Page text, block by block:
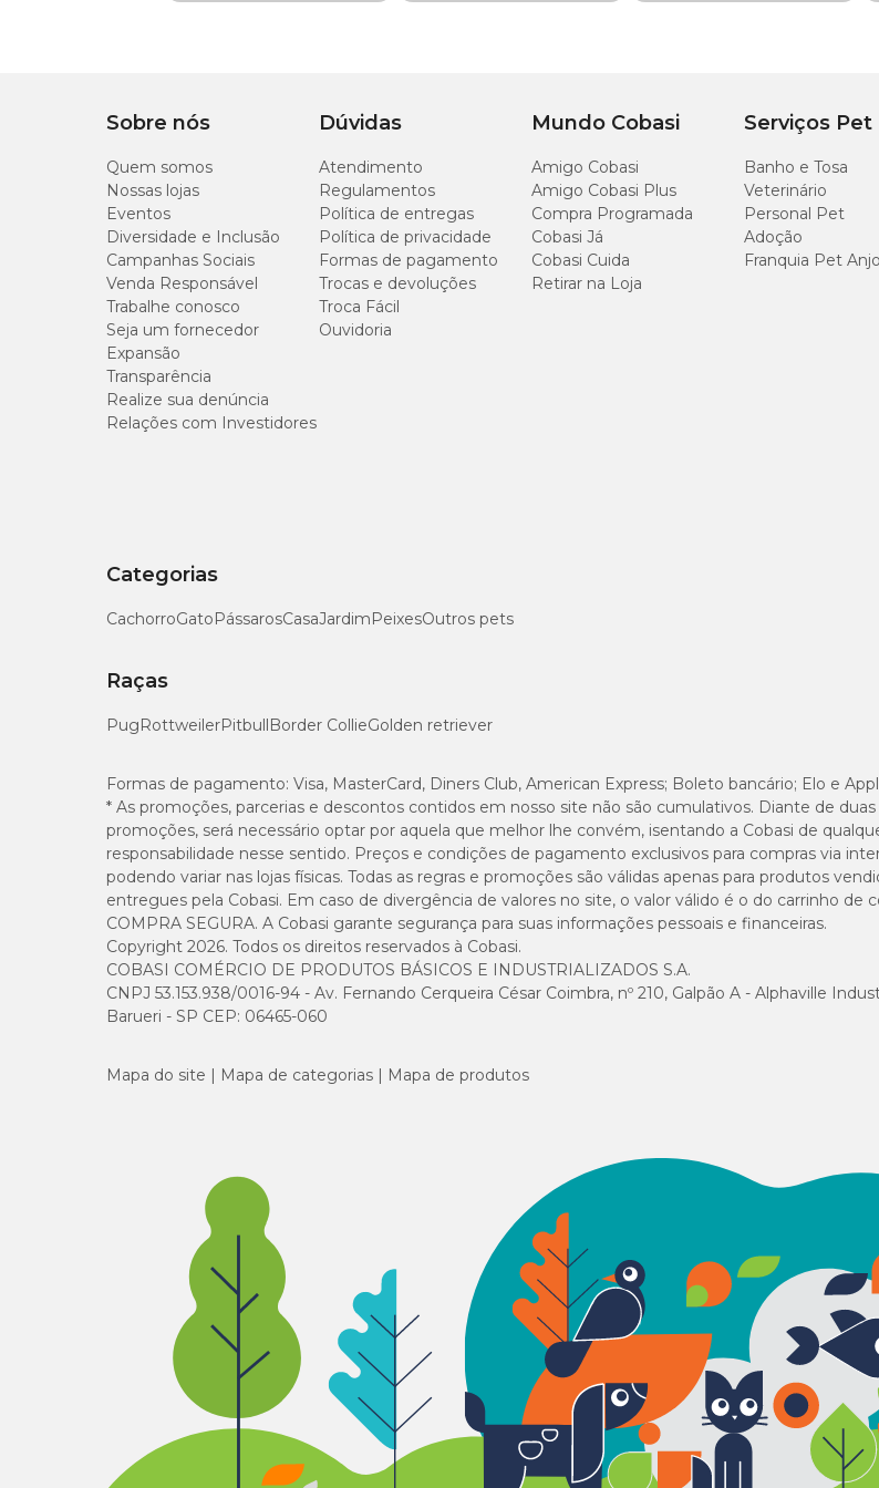
Apresentação Embalagens com 1 ou 3 comprimidos mastigáveis
Tipo de Pet Cachorros
Prevenção de infecção por Angiostrongylus vasorum verme pulmonar).
Apresentado em embalagens com 1 ou 3 comprimidos mastigáveis e altamente palatáveis, facilita a administração e
seu pet. Após a administração, age rapidamente protegendo seu cão por até 35 dias.
Composição do Simparic Trio
Cada comprimido do Simparic Trio 72mg possui:
Sarolaner: 72 mg;
Pamoato de pirantel: 300 mg;
Moxidectina: 1,44 mg.
Deve-se ter cautela ao administrar em cães com histórico de convulsões ou de distúrbios neurológicos;
Na Cobasi você encontra uma grande variedade de produtos, além doAntipulgas Simparic Trio 72mg para Cães
Acesse o site, app ou visite uma de nossas lojas físicas espalhadas por todo o Brasil.
Perguntas Frequentes
Como administrar Simparic Trio?
O comprimido é altamente palatável e pode ser oferecido como um petisco, com ou sem alimento. A administração
Sim! Ele previne novas infestações de pulgas ao eliminar os parasitas antes que possam colocar ovos, ajudando no
tênia de pulga (Dipylidium caninum).
E se eu atrasar a administração de uma dose de Simparic Trio?
Se uma dose de Simparic Trio for esquecida, uma nova dose deve ser administrada imediatamente. Se uma dose for
deve ser dada novamente. Depois disso, continue seguindo o cronograma mensal de administração prescrito.
Sobre nós
Quem somos
Nossas lojas
Eventos
Diversidade e Inclusão
Campanhas Sociais
Venda Responsável
Trabalhe conosco
Seja um fornecedor
Expansão
Transparência
Realize sua denúncia
Relações com Investidores
Dúvidas
Atendimento
Regulamentos
Política de entregas
Política de privacidade
Formas de pagamento
Trocas e devoluções
Troca Fácil
Ouvidoria
Mundo Cobasi
Amigo Cobasi
Amigo Cobasi Plus
Compra Programada
Cobasi Já
Cobasi Cuida
Retirar na Loja
Serviços Pet
Banho e Tosa
Veterinário
Personal Pet
Adoção
Franquia Pet Anjo
Categorias
CachorroGatoPássarosCasaJardimPeixesOutros pets
Raças
PugRottweilerPitbullBorder CollieGolden retriever
Formas de pagamento: Visa, MasterCard, Diners Club, American Express; Boleto bancário; Elo e
* As promoções, parcerias e descontos contidos em nosso site não são cumulativos. Diante de
promoções, será necessário optar por aquela que melhor lhe convém, isentando a Cobasi de
responsabilidade nesse sentido. Preços e condições de pagamento exclusivos para compras via
podendo variar nas lojas físicas. Todas as regras e promoções são válidas apenas para produtos
entregues pela Cobasi. Em caso de divergência de valores no site, o valor válido é o do carrinho de
COMPRA SEGURA. A Cobasi garante segurança para suas informações pessoais e financeiras.
Copyright 2026. Todos os direitos reservados à Cobasi.
COBASI COMÉRCIO DE PRODUTOS BÁSICOS E INDUSTRIALIZADOS S.A.
CNPJ 53.153.938/0016-94 - Av. Fernando Cerqueira César Coimbra, nº 210, Galpão A - Alphaville
Barueri - SP CEP: 06465-060
Mapa do site Mapa de categorias Mapa de produtos